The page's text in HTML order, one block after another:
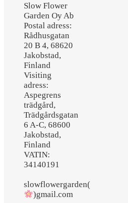
Slow Flower
Garden Oy Ab
Postal adress:
Rådhusgatan
20 B 4, 68620
Jakobstad,
Finland
Visiting
adress:
Aspegrens
trädgård,
Trädgårdsgatan
6 A-C, 68600
Jakobstad,
Finland
VATIN:
34140191
slowflowergarden(
)gmail.com